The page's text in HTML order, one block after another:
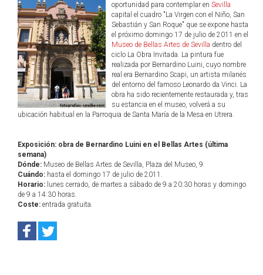
oportunidad para contemplar en Sevilla
capital el cuadro "La Virgen con el Niño, San
Sebastián y San Roque" que se expone hasta
el próximo domingo 17 de julio de 2011 en el
Museo de Bellas Artes de Sevilla dentro del
ciclo La Obra Invitada. La pintura fue
realizada por Bernardino Luini, cuyo nombre
real era Bernardino Scapi, un artista milanés
del entorno del famoso Leonardo da Vinci. La
obra ha sido recientemente restaurada y, tras
su estancia en el museo, volverá a su
ubicación habitual en la Parroquia de Santa María de la Mesa en Utrera.
Exposición: obra de Bernardino Luini en el Bellas Artes (última
semana)
Dónde: Museo de Bellas Artes de Sevilla, Plaza del Museo, 9.
Cuándo: hasta el domingo 17 de julio de 2011.
Horario: lunes cerrado, de martes a sábado de 9 a 20:30 horas y domingo
de 9 a 14:30 horas.
Coste: entrada gratuita.